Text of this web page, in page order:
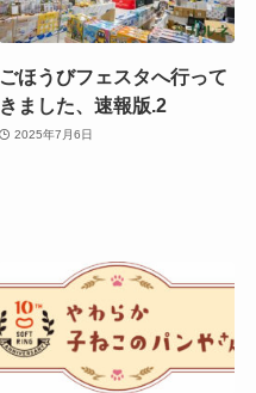
ごほうびフェスタへ行って
きました、速報版.2
2025年7月6日